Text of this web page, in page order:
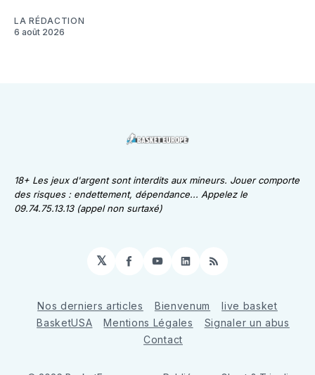
LA RÉDACTION
6 août 2026
18+ Les jeux d'argent sont interdits aux mineurs. Jouer comporte
des risques : endettement, dépendance... Appelez le
09.74.75.13.13 (appel non surtaxé)
𝕏 Facebook
YouTube
LinkedIn
RSS
Nos derniers articles Bienvenum
live basket
BasketUSA
Mentions Légales
Signaler un abus
Contact